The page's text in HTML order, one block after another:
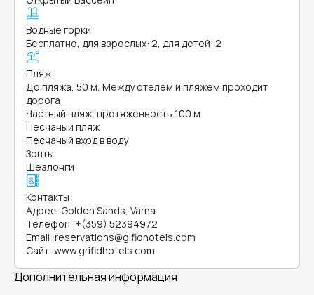
Водные горки
Бесплатно, для взрослых: 2, для детей: 2
Пляж
До пляжа, 50 м, Между отелем и пляжем проходит
дорога
Частный пляж, протяженность 100 м
Песчаный пляж
Песчаный вход в воду
Зонты
Шезлонги
Контакты
Адрес :Golden Sands, Varna
Телефон :+(359) 52394972
Email :reservations@gifidhotels.com
Сайт :www.grifidhotels.com
Дополнительная информация